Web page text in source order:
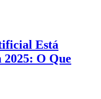
Está
O Que